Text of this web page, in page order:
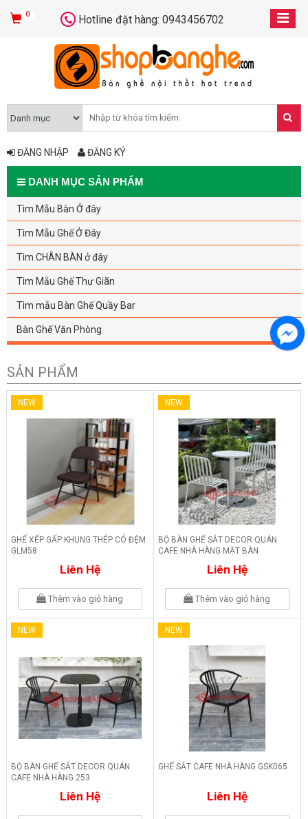
0 Hotline đặt hàng: 0943456702
ĐĂNG NHẬP ĐĂNG KÝ
DANH MỤC SẢN PHẨM
Tìm Mẫu Bàn Ở đây
Tìm Mẫu Ghế Ở Đây
Tìm CHÂN BÀN ở đây
Tìm Mẫu Ghế Thư Giãn
Tìm mẫu Bàn Ghế Quầy Bar
Bàn Ghế Văn Phòng
SẢN PHẨM
NEW
GHẾ XẾP GẤP KHUNG THÉP CÓ ĐỆM
GLM58
Liên Hệ
Thêm vào giỏ hàng
NEW
BỘ BÀN GHẾ SẮT DECOR QUÁN
CAFE NHÀ HÀNG MẶT BÀN
Liên Hệ
Thêm vào giỏ hàng
NEW
BỘ BÀN GHẾ SẮT DECOR QUÁN
CAFE NHÀ HÀNG 253
Liên Hệ
NEW
GHẾ SẮT CAFE NHÀ HÀNG GSK065
Liên Hệ